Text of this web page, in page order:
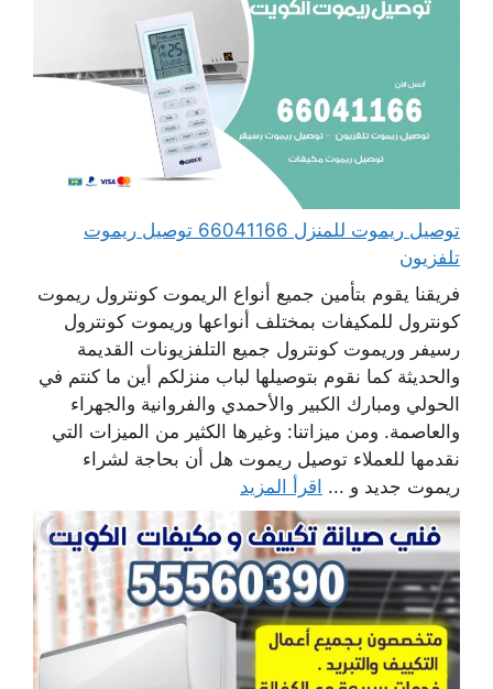
توصيل ريموت للمنزل 66041166 توصيل ريموت
تلفزيون
فريقنا يقوم بتأمين جميع أنواع الريموت كونترول ريموت
كونترول للمكيفات بمختلف أنواعها وريموت كونترول
رسيفر وريموت كونترول جميع التلفزيونات القديمة
والحديثة كما نقوم بتوصيلها لباب منزلكم أين ما كنتم في
الحولي ومبارك الكبير والأحمدي والفروانية والجهراء
والعاصمة. ومن ميزاتنا: وغيرها الكثير من الميزات التي
نقدمها للعملاء توصيل ريموت هل أن بحاجة لشراء
ريموت جديد و ... اقرأ المزيد